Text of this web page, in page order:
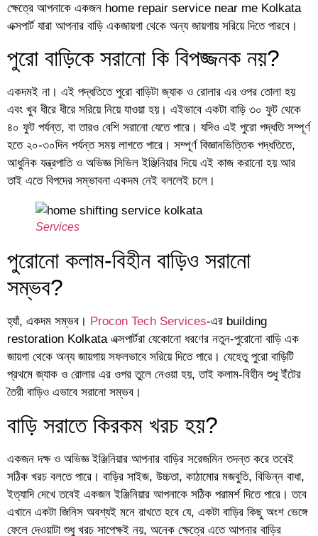
ক্ষেত্রে আপনাকে একজন home repair service near me Kolkata
এক্সপার্ট যারা আপনার বাড়ি একজায়গা থেকে অন্য জায়গায় সরিয়ে দিতে পারবে।
পুরো বাড়িকে সরানো কি বিপজ্জনক নয়?
একদমই না। এই পদ্ধতিতে পুরো বাড়িটা জ্যাক ও রোলার এর ওপর তোলা হয়
এবং খুব ধীরে ধীরে সরিয়ে নিয়ে যাওয়া হয়। এইভাবে একটা বাড়ি ৩০ ফুট থেকে
৪০ ফুট পর্যন্ত, বা তারও বেশি সরানো যেতে পারে। যদিও এই পুরো পদ্ধতি সম্পূর্ণ
হতে ২০-৩০দিন পর্যন্ত সময় লাগতে পারে। সম্পূর্ণ বিজ্ঞানভিত্তিক পদ্ধতিতে,
আধুনিক যন্ত্রপাতি ও অভিজ্ঞ সিভিল ইঞ্জিনিয়ার দিয়ে এই কাজ করানো হয় আর
তাই এতে বিপদের সম্ভাবনা একদম নেই বললেই চলে।
Services
পুরোনো কলাম-বিহীন বাড়িও সরানো
সম্ভব?
হ্যাঁ, একদম সম্ভব। Procon Tech Services-এর building
restoration Kolkata এক্সপার্টরা যেকোনো ধরণের নতুন-পুরোনো বাড়ি এক
জায়গা থেকে অন্য জায়গায় সফলভাবে সরিয়ে দিতে পারে। যেহেতু পুরো বাড়িটি
প্রথমে জ্যাক ও রোলার এর ওপর তুলে নেওয়া হয়, তাই কলাম-বিহীন শুধু ইঁটের
তৈরী বাড়িও এভাবে সরানো সম্ভব।
বাড়ি সরাতে কিরকম খরচ হয়?
একজন দক্ষ ও অভিজ্ঞ ইঞ্জিনিয়ার আপনার বাড়ির সরেজমিন তদন্ত করে তবেই
সঠিক খরচ বলতে পারে। বাড়ির সাইজ, উচ্চতা, কাঠামোর মজবুতি, বিভিন্ন বাধা,
ইত্যাদি দেখে তবেই একজন ইঞ্জিনিয়ার আপনাকে সঠিক পরামর্শ দিতে পারে। তবে
এখানে একটা জিনিস অবশ্যই মনে রাখতে হবে যে, একটা বাড়ির কিছু অংশ ভেঙ্গে
ফেলে দেওয়াটা শুধু খরচ সাপেক্ষই নয়, অনেক ক্ষেত্রে এতে আপনার বাড়ির